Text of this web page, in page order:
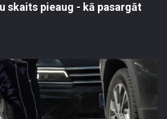
skaits pieaug - kā pasargāt